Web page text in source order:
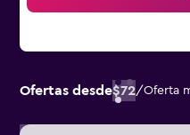
Ofertas desde$72/Oferta